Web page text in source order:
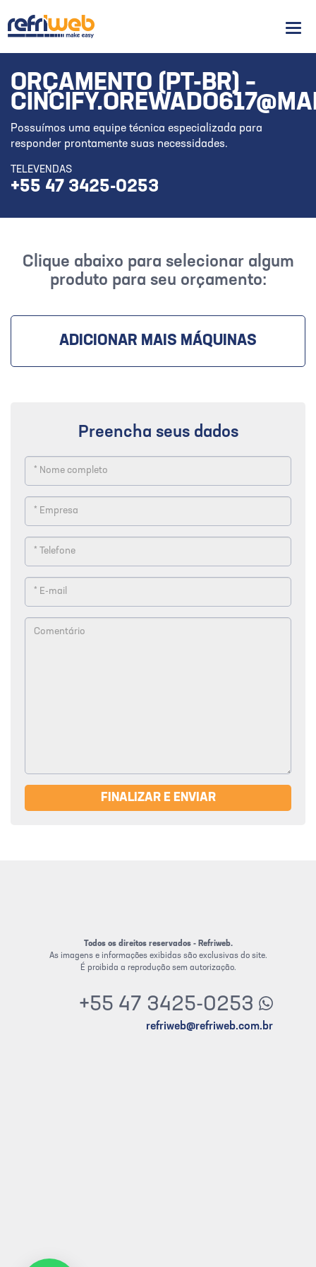
ORÇAMENTO (PT-BR) –
Possuímos uma equipe técnica especializada para
responder prontamente suas necessidades.
TELEVENDAS
+55 47 3425-0253
Clique abaixo para selecionar algum
produto para seu orçamento:
ADICIONAR MAIS MÁQUINAS
Preencha seus dados
FINALIZAR E ENVIAR
Todos os direitos reservados - Refriweb.
As imagens e informações exibidas são exclusivas do site.
É proibida a reprodução sem autorização.
+55 47 3425-0253
refriweb@refriweb.com.br